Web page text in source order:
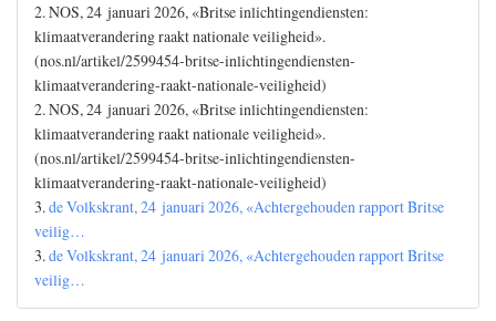
2. NOS, 24 januari 2026, «Britse inlichtingendiensten:
klimaatverandering raakt nationale veiligheid».
(nos.nl/artikel/2599454-britse-inlichtingendiensten-
klimaatverandering-raakt-nationale-veiligheid)
2. NOS, 24 januari 2026, «Britse inlichtingendiensten:
klimaatverandering raakt nationale veiligheid».
(nos.nl/artikel/2599454-britse-inlichtingendiensten-
klimaatverandering-raakt-nationale-veiligheid)
3.de Volkskrant, 24 januari 2026, «Achtergehouden rapport Britse
veilig…
3.de Volkskrant, 24 januari 2026, «Achtergehouden rapport Britse
veilig…